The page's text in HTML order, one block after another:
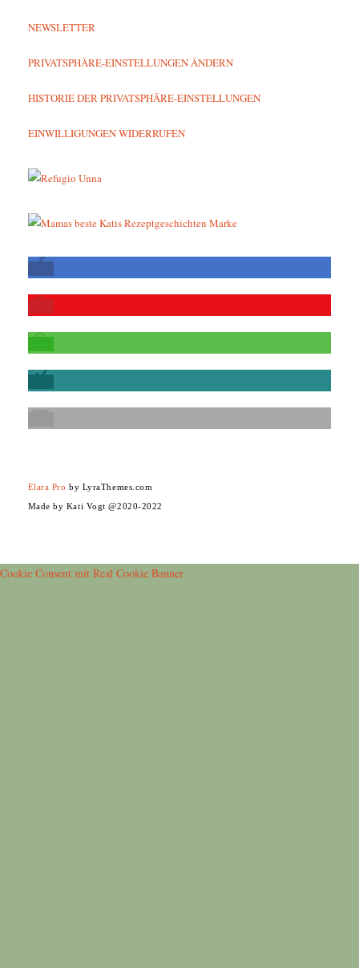
NEWSLETTER
PRIVATSPHÄRE-EINSTELLUNGEN ÄNDERN
HISTORIE DER PRIVATSPHÄRE-EINSTELLUNGEN
EINWILLIGUNGEN WIDERRUFEN
Elara Pro by LyraThemes.com
Made by Kati Vogt @2020-2022
Cookie Consent mit Real Cookie Banner